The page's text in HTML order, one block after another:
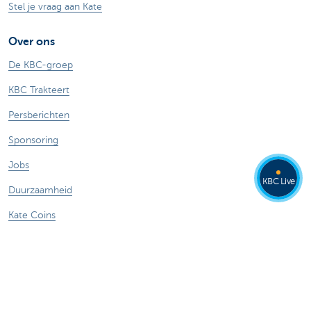
Stel je vraag aan Kate
Over ons
De KBC-groep
KBC Trakteert
Persberichten
Sponsoring
Jobs
Duurzaamheid
Kate Coins
KBC Live